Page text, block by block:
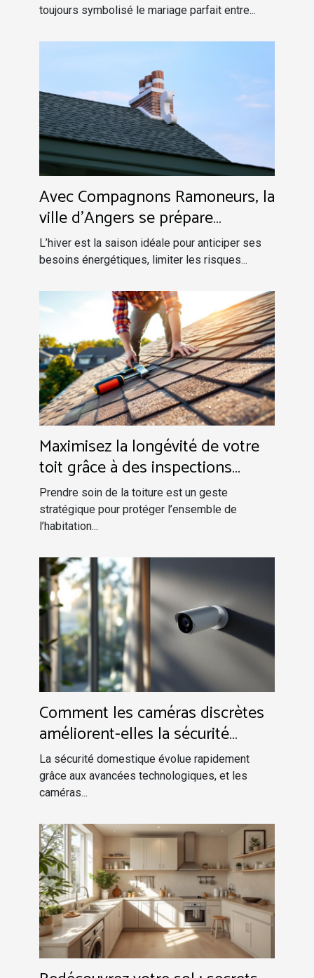
toujours symbolisé le mariage parfait entre...
Avec Compagnons Ramoneurs, la
ville d’Angers se prépare
efficacement à l’hiver !
L’hiver est la saison idéale pour anticiper ses
besoins énergétiques, limiter les risques...
Maximisez la longévité de votre
toit grâce à des inspections
régulières
Prendre soin de la toiture est un geste
stratégique pour protéger l’ensemble de
l’habitation...
Comment les caméras discrètes
améliorent-elles la sécurité
domestique ?
La sécurité domestique évolue rapidement
grâce aux avancées technologiques, et les
caméras...